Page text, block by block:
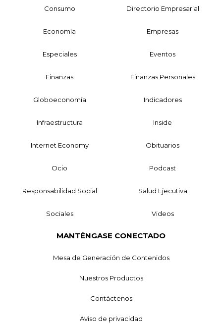
Consumo Directorio Empresarial
Economía Empresas
Especiales Eventos
Finanzas Finanzas Personales
Globoeconomía Indicadores
Infraestructura Inside
Internet Economy Obituarios
Ocio Podcast
Responsabilidad Social Salud Ejecutiva
Sociales Videos
MANTÉNGASE CONECTADO
Mesa de Generación de Contenidos
Nuestros Productos
Contáctenos
Aviso de privacidad